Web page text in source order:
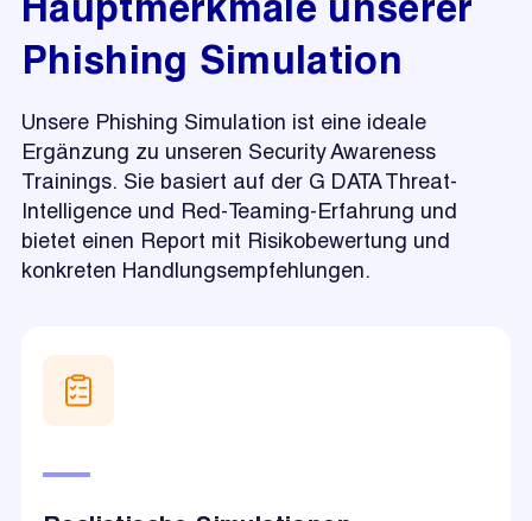
Phishing Simulation
Unsere Phishing Simulation ist eine ideale
Ergänzung zu unseren Security Awareness
Trainings. Sie basiert auf der G DATA Threat-
Intelligence und Red-Teaming-Erfahrung und
bietet einen Report mit Risikobewertung und
konkreten Handlungsempfehlungen.